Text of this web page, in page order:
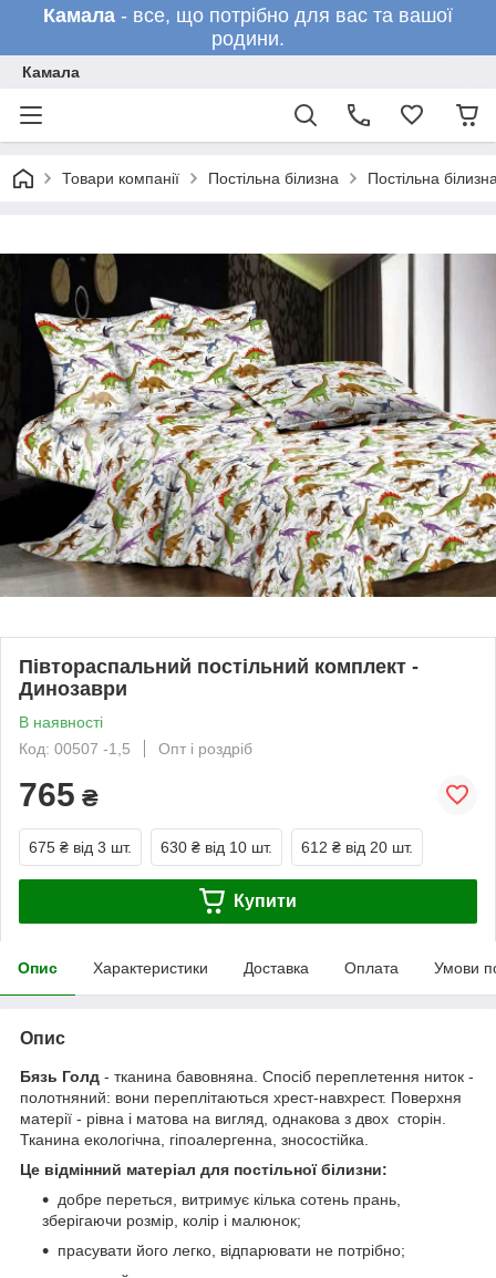
Камала - все, що потрібно для вас та вашої
родини.
Камала
Товари компанії Постільна білизна Постільна
Півтораспальний постільний комплект -
Динозаври
В наявності
Код: 00507 -1,5
Опт і роздріб
765 ₴
675 ₴ від 3 шт. 630 ₴ від 10 шт. 612 ₴ від 20 шт.
Купити
Опис Характеристики Доставка Оплата Умови
Опис
Бязь Голд - тканина бавовняна. Спосіб переплетення ниток -
полотняний: вони переплітаються хрест-навхрест. Поверхня
матерії - рівна і матова на вигляд, однакова з двох сторін.
Тканина екологічна, гіпоалергенна, зносостійка.
Це відмінний матеріал для постільної білизни:
добре переться, витримує кілька сотень прань,
зберігаючи розмір, колір і малюнок;
прасувати його легко, відпарювати не потрібно;